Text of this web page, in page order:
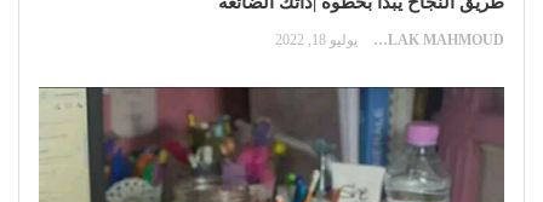
MALAK MAHMOUD يوليو 18, 2022